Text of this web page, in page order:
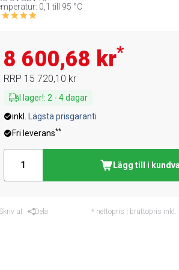
0,1 till 95 °C
8 600,68 kr*
RRP 15 720,10 kr
I lager!: 2 - 4dagar
inkl.
Lägsta prisgaranti
Fri leverans**
Lägg till i
ut Dela * nettopris | bruttopris inkl.